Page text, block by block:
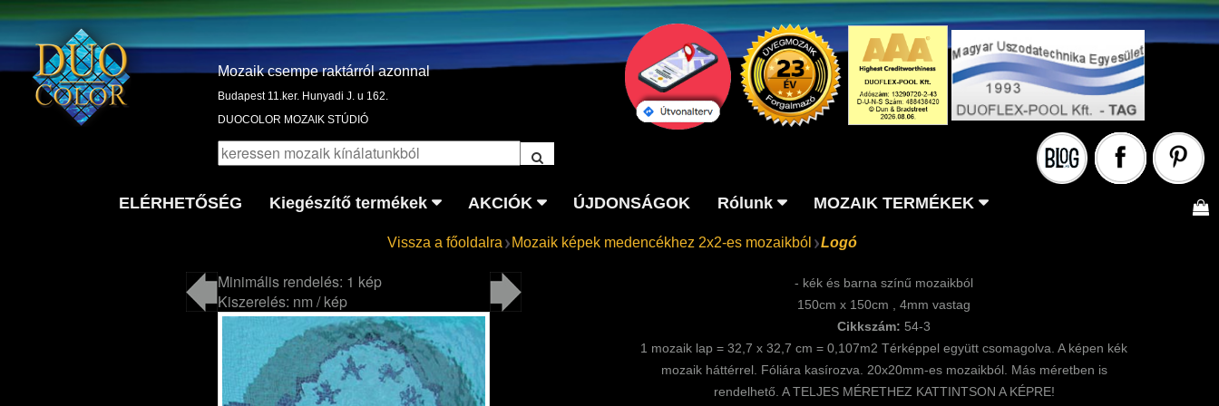
Mozaik csempe raktárról azonnal
Budapest 11.ker. Hunyadi J. u 162.
DUOCOLOR MOZAIK STÚDIÓ
ELÉRHETŐSÉG Kiegészítő termékek AKCIÓK ÚJDONSÁGOK Rólunk MOZAIK TERMÉKEK
Vissza a főoldalra Mozaik képek medencékhez 2x2-es mozaikból Logó
Minimális rendelés: 1 kép
Kiszerelés: nm / kép
- kék és barna színű mozaikból
150cm x 150cm , 4mm vastag
Cikkszám: 54-3
1 mozaik lap = 32,7 x 32,7 cm = 0,107m2 Térképpel együtt csomagolva. A képen kék
mozaik háttérrel. Fóliára kasírozva. 20x20mm-es mozaikból. Más méretben is
rendelhető. A TELJES MÉRETHEZ KATTINTSON A KÉPRE!